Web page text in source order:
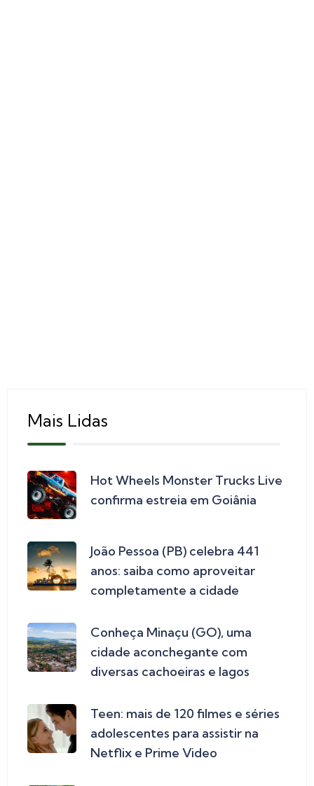
Mais Lidas
Hot Wheels Monster Trucks Live
confirma estreia em Goiânia
João Pessoa (PB) celebra 441
anos: saiba como aproveitar
completamente a cidade
Conheça Minaçu (GO), uma
cidade aconchegante com
diversas cachoeiras e lagos
Teen: mais de 120 filmes e séries
adolescentes para assistir na
Netflix e Prime Video